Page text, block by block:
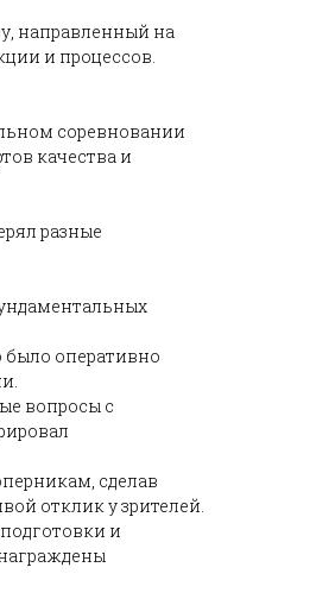
направленный на
и процессов.
соревновании
качества и
разные
было оперативно
вопросы с
сделав
отклик у зрителей.
и